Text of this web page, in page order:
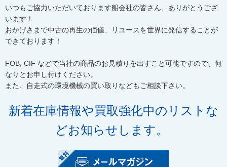
いつもご協力いただいております船会社の皆さん、ありがとうござ
います！
おかげさまで中古の再生の価値、リユースを世界に発信することが
できております！
FOB, CIF などで当社の商品のお見積りを出すこと可能ですので、何
なりとお申し付けください。
また、自走式の環境機械の買い取りなどもご相談下さい。
新着在庫情報や買取強化中のリストな
どお知らせします。